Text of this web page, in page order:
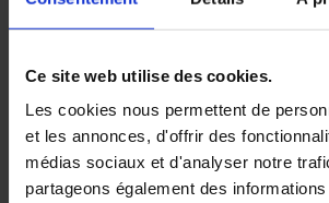
Ce site web utilise des cookies.
Les cookies nous permettent de
et les annonces, d'offrir des
médias sociaux et d'analyser notre
partageons également des
2018-2-1-
Article-
6 juin 2018 dansVolume 2 Numéro 1 /